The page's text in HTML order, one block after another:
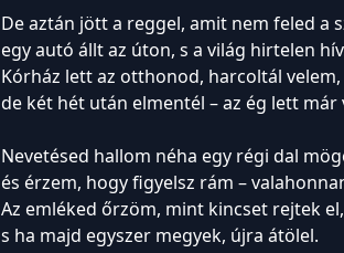
De aztán jött a reggel, amit nem feled a
egy autó állt az úton, s a világ hirtelen
Kórház lett az otthonod, harcoltál velem,
de két hét után elmentél – az ég lett már
Nevetésed hallom néha egy régi dal
és érzem, hogy figyelsz rám –
Az emléked őrzöm, mint kincset rejtek el,
s ha majd egyszer megyek, újra átölel.